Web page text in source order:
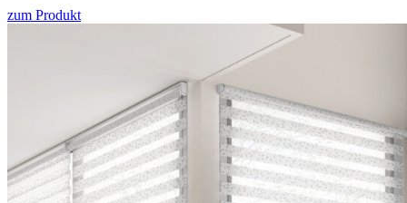
zum Produkt